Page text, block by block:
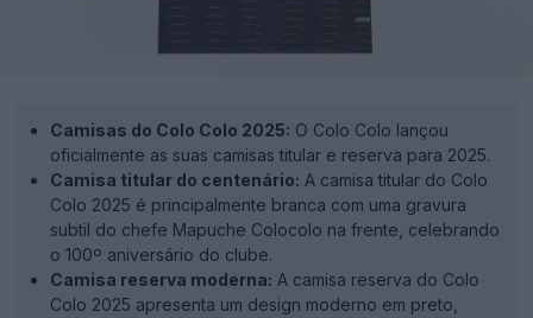
Camisas do Colo Colo 2025: O Colo Colo lançou
oficialmente as suas camisas titular e reserva para 2025.
Camisa titular do centenário: A camisa titular do Colo
Colo 2025 é principalmente branca com uma gravura
subtil do chefe Mapuche Colocolo na frente, celebrando
o 100º aniversário do clube.
Camisa reserva moderna: A camisa reserva do Colo
Colo 2025 apresenta um design moderno em preto,